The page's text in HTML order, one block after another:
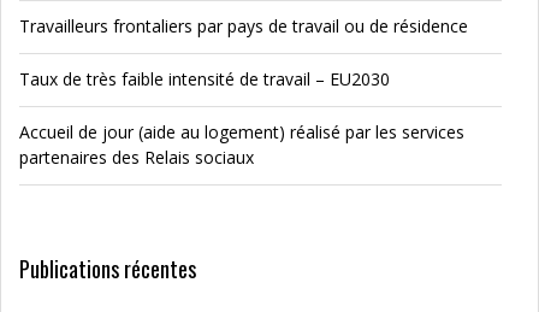
Travailleurs frontaliers par pays de travail ou de résidence
Taux de très faible intensité de travail – EU2030
Accueil de jour (aide au logement) réalisé par les services
partenaires des Relais sociaux
Publications récentes